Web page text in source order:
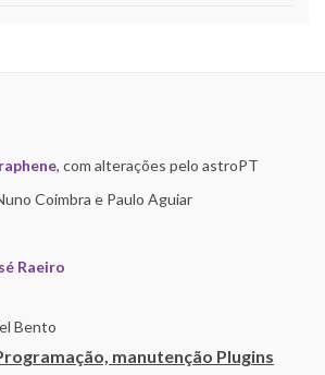
, com alterações pelo astroPT
Coimbra e Paulo Aguiar
Raeiro
Bento
manutenção Plugins